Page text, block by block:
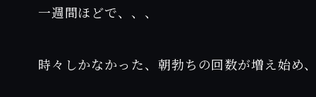
一週間ほどで、、、
時々しかなかった、朝勃ちの回数が増え始め、